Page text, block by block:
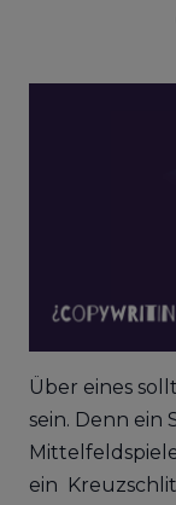
Über eines
sein. Denn ein
ein